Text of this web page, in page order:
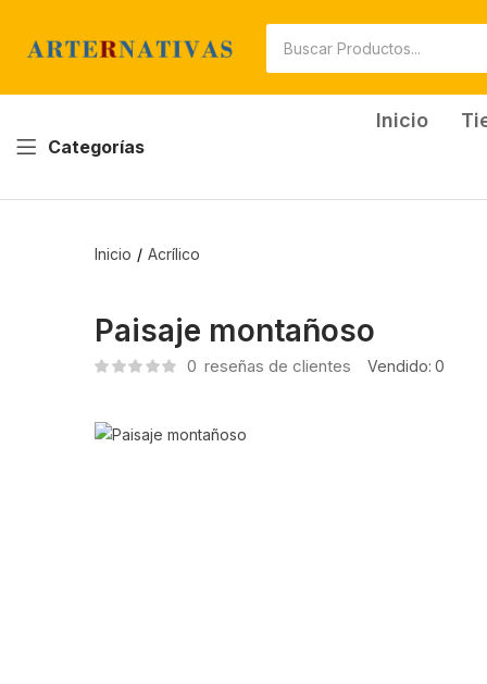
Categorías
Inicio
Inicio Acrílico
Paisaje montañoso
0 reseñas de clientes Vendido: 0